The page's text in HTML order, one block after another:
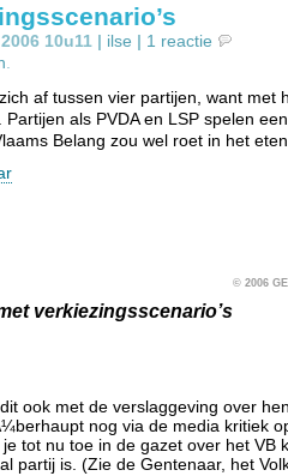
10u11 | ilse | 1 reactie
af tussen vier partijen, want met
als PVDA en LSP spelen
Belang zou wel roet in het
© 2006
verkiezingsscenario’s
ook met de verslaggeving over
nog via de media kritiek
tot nu toe in de gazet over het VB
partij is. (Zie de Gentenaar, het